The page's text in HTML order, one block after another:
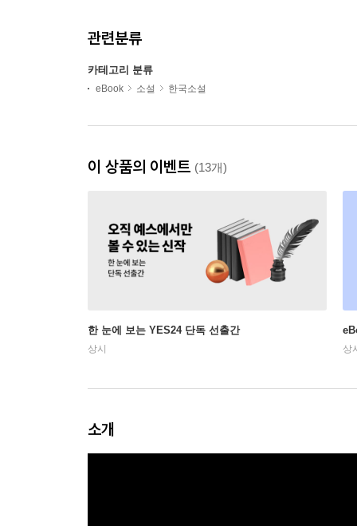
관련분류
카테고리 분류
eBook 소설 한국소설
이 상품의 이벤트 (13개)
한 눈에 보는 YES24 단독 선출간
상시 상
소개